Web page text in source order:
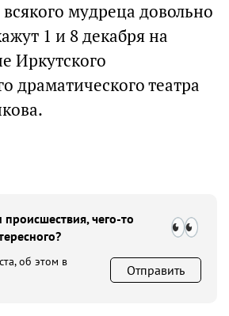
мудреца довольно
1 и 8 декабря на
Иркутского
драматического театра
происшествия, чего-то
об этом в
Отправить